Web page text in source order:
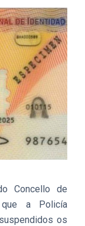
Concello de
que a Policía
os